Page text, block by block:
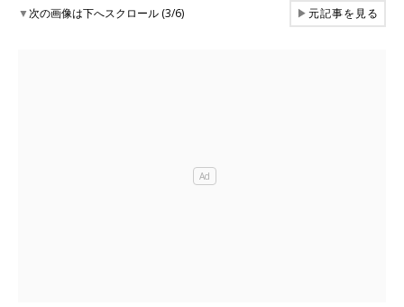
▼次の画像は下へスクロール (3/6) ▶元記事を見る